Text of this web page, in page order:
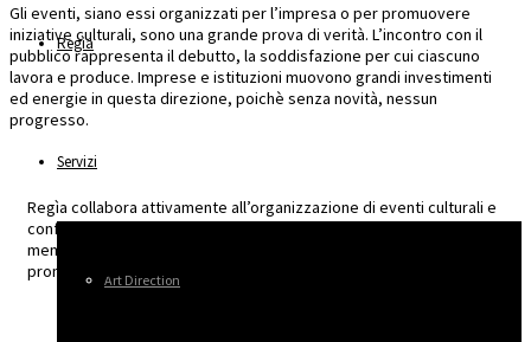
Regìa
Servizi
Art Direction
Gli eventi, siano essi organizzati per l’impresa o per promuovere
iniziative culturali, sono una grande prova di verità. L’incontro con il
pubblico rappresenta il debutto, la soddisfazione per cui ciascuno
lavora e produce. Imprese e istituzioni muovono grandi investimenti
ed energie in questa direzione, poichè senza novità, nessun
progresso.
Regìa collabora attivamente all’organizzazione di eventi culturali e
conferenze con l’associazione “la cifra” di Pordenone di cui è
membro e sponsor da diversi anni e per la quale cura gli strumenti
promozionali.